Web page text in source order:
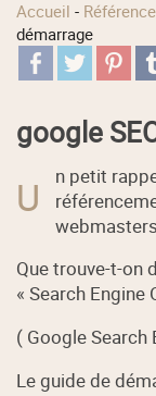
Accueil -
démarrage
google
U
n petit
Que trouve-t-on
« Search
( Google
Le guide de